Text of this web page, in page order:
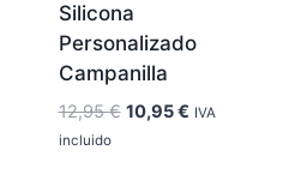
Silicona
Personalizado
Campanilla
12,95€ El
10,95€ElIVA
incluido